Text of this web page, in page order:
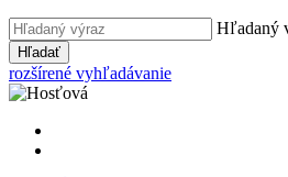
Hľadaný
Hľadať
rozšírené vyhľadávanie